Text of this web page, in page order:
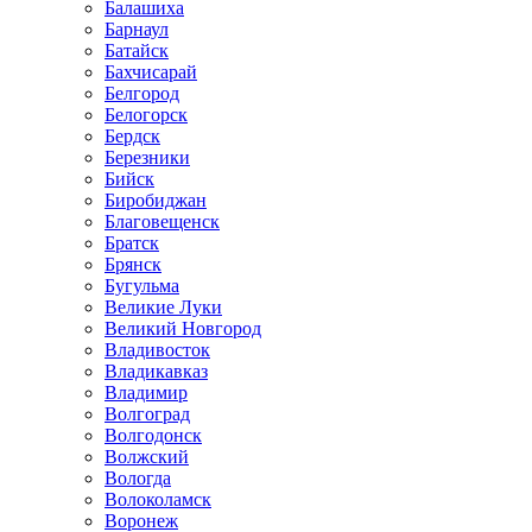
Балашиха
Барнаул
Батайск
Бахчисарай
Белгород
Белогорск
Бердск
Березники
Бийск
Биробиджан
Благовещенск
Братск
Брянск
Бугульма
Великие Луки
Великий Новгород
Владивосток
Владикавказ
Владимир
Волгоград
Волгодонск
Волжский
Вологда
Волоколамск
Воронеж